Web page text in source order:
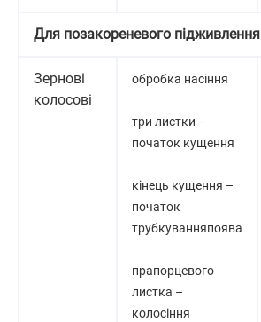
Для позакореневого підживлення
Зернові
колосові
обробка насіння
три листки –
початок кущення
кінець кущення –
початок
трубкуванняпоява
прапорцевого
листка –
колосіння